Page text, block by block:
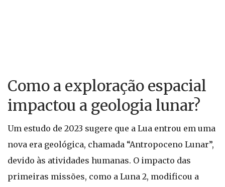
Como a exploração espacial
impactou a geologia lunar?
Um estudo de 2023 sugere que a Lua entrou em uma
nova era geológica, chamada “Antropoceno Lunar”,
devido às atividades humanas. O impacto das
primeiras missões, como a Luna 2, modificou a